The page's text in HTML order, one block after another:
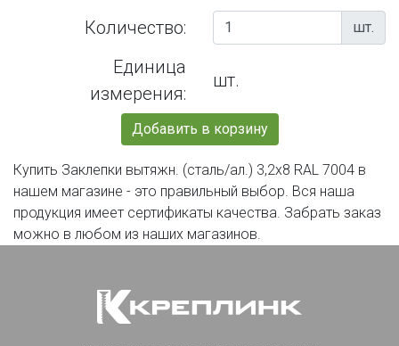
Количество:
шт.
Единица
измерения:
шт.
Добавить в корзину
Купить Заклепки вытяжн. (сталь/ал.) 3,2х8 RAL 7004 в
нашем магазине - это правильный выбор. Вся наша
продукция имеет сертификаты качества. Забрать заказ
можно в любом из наших магазинов.